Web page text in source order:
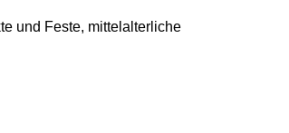
und Feste, mittelalterliche